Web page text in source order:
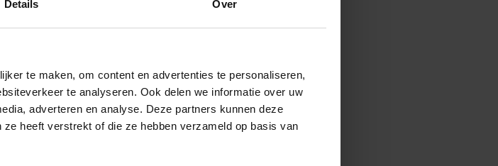
Details Over
te maken, om content en advertenties te personaliseren,
te analyseren. Ook delen we informatie over uw
adverteren en analyse. Deze partners kunnen deze
heeft verstrekt of die ze hebben verzameld op basis van
Beijersstraat
en